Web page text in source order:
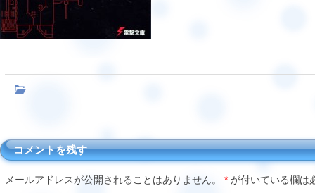
コメントを残す
メールアドレスが公開されることはありません。 * が付いている欄は